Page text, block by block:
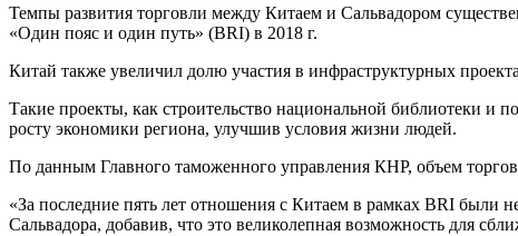
Темпы развития торговли между Китаем и Сальвадором
«Один пояс и один путь» (BRI) в 2018 г.
Китай также увеличил долю участия в инфраструктурных
Такие проекты, как строительство национальной библиотеки и
росту экономики региона, улучшив условия жизни людей.
По данным Главного таможенного управления КНР, объем
«За последние пять лет отношения с Китаем в рамках BRI были
Сальвадора, добавив, что это великолепная возможность для